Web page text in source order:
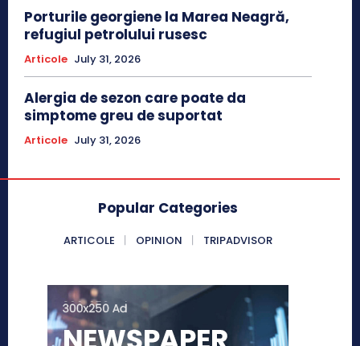
Porturile georgiene la Marea Neagră,
refugiul petrolului rusesc
Articole July 31, 2026
Alergia de sezon care poate da
simptome greu de suportat
Articole July 31, 2026
Popular Categories
ARTICOLE OPINION TRIPADVISOR